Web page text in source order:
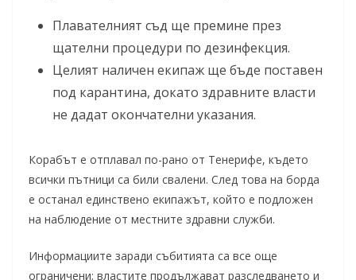
Плавателният съд ще премине през
щателни процедури по дезинфекция.
Целият наличен екипаж ще бъде поставен
под карантина, докато здравните власти
не дадат окончателни указания.
Корабът е отплавал по-рано от Тенерифе, където
всички пътници са били свалени. След това на борда
е останал единствено екипажът, който е подложен
на наблюдение от местните здравни служби.
Информациите заради събитията са все още
ограничени; властите продължават разследването и